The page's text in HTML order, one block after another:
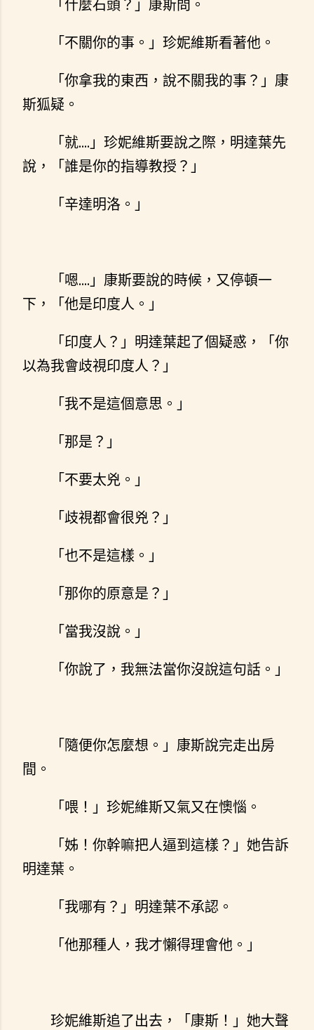
「什麼石頭？」康斯問。
「不關你的事。」珍妮維斯看著他。
「你拿我的東西，說不關我的事？」康
斯狐疑。
「就....」珍妮維斯要說之際，明達葉先
說，「誰是你的指導教授？」
「辛達明洛。」
「嗯....」康斯要說的時候，又停頓一
下，「他是印度人。」
「印度人？」明達葉起了個疑惑，「你
以為我會歧視印度人？」
「我不是這個意思。」
「那是？」
「不要太兇。」
「歧視都會很兇？」
「也不是這樣。」
「那你的原意是？」
「當我沒說。」
「你說了，我無法當你沒說這句話。」
「隨便你怎麼想。」康斯說完走出房
間。
「喂！」珍妮維斯又氣又在懊惱。
「姊！你幹嘛把人逼到這樣？」她告訴
明達葉。
「我哪有？」明達葉不承認。
「他那種人，我才懶得理會他。」
珍妮維斯追了出去，「康斯！」她大聲